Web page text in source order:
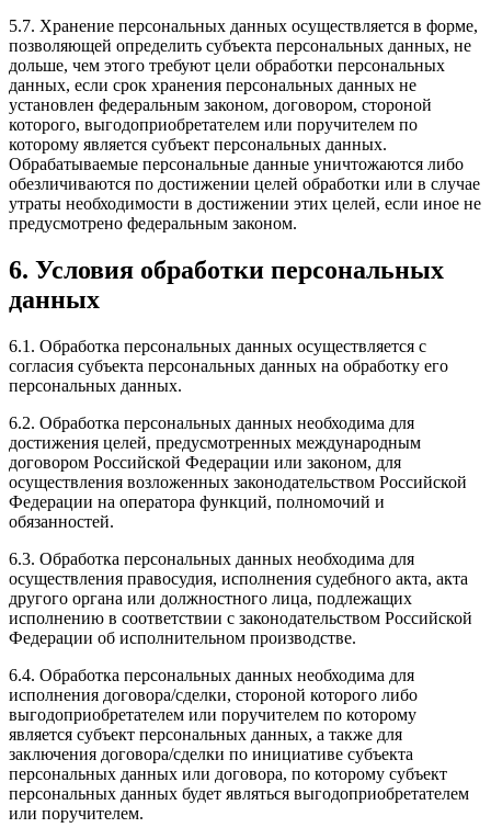
5.7. Хранение персональных данных осуществляется в форме,
позволяющей определить субъекта персональных данных, не
дольше, чем этого требуют цели обработки персональных
данных, если срок хранения персональных данных не
установлен федеральным законом, договором, стороной
которого, выгодоприобретателем или поручителем по
которому является субъект персональных данных.
Обрабатываемые персональные данные уничтожаются либо
обезличиваются по достижении целей обработки или в случае
утраты необходимости в достижении этих целей, если иное не
предусмотрено федеральным законом.
6. Условия обработки персональных
данных
6.1. Обработка персональных данных осуществляется с
согласия субъекта персональных данных на обработку его
персональных данных.
6.2. Обработка персональных данных необходима для
достижения целей, предусмотренных международным
договором Российской Федерации или законом, для
осуществления возложенных законодательством Российской
Федерации на оператора функций, полномочий и
обязанностей.
6.3. Обработка персональных данных необходима для
осуществления правосудия, исполнения судебного акта, акта
другого органа или должностного лица, подлежащих
исполнению в соответствии с законодательством Российской
Федерации об исполнительном производстве.
6.4. Обработка персональных данных необходима для
исполнения договора/сделки, стороной которого либо
выгодоприобретателем или поручителем по которому
является субъект персональных данных, а также для
заключения договора/сделки по инициативе субъекта
персональных данных или договора, по которому субъект
персональных данных будет являться выгодоприобретателем
или поручителем.